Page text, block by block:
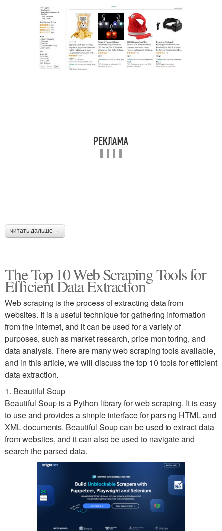
читать дальше →
The Top 10 Web Scraping Tools for
Efficient Data Extraction
Web scraping is the process of extracting data from
websites. It is a useful technique for gathering information
from the internet, and it can be used for a variety of
purposes, such as market research, price monitoring, and
data analysis. There are many web scraping tools available,
and in this article, we will discuss the top 10 tools for efficient
data extraction.
1. Beautiful Soup
Beautiful Soup is a Python library for web scraping. It is easy
to use and provides a simple interface for parsing HTML and
XML documents. Beautiful Soup can be used to extract data
from websites, and it can also be used to navigate and
search the parsed data.